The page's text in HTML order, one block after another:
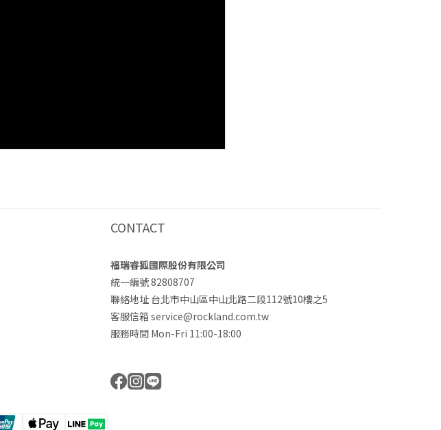
CONTACT
福瑞睿狐國際股份有限公司
統一編號 82808707
聯絡地址 台北市中山區中山北路二段112號10樓之5
客服信箱 service@rockland.com.tw
服務時間 Mon-Fri 11:00-18:00